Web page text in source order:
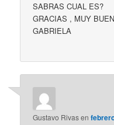
SABRAS CUAL ES?
GRACIAS , MUY
GABRIELA
Gustavo Rivasen